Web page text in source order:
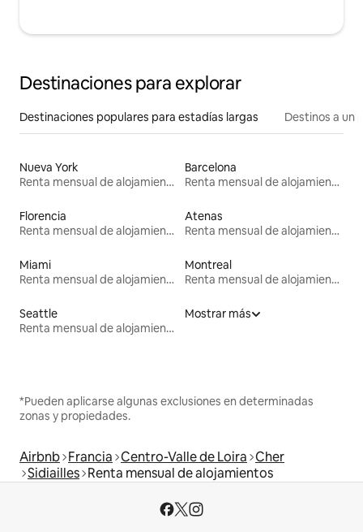
Destinaciones para explorar
Destinaciones populares para estadías largas Destinos a un
Nueva York
Renta mensual de alojamientos
Barcelona
Renta mensual de alojamientos
Florencia
Renta mensual de alojamientos
Atenas
Renta mensual de alojamientos
Miami
Renta mensual de alojamientos
Montreal
Renta mensual de alojamientos
Seattle
Renta mensual de alojamientos
Mostrar más
*Pueden aplicarse algunas exclusiones en determinadas
zonas y propiedades.
Airbnb Francia Centro-Valle de Loira Cher
Sidiailles Renta mensual de alojamientos